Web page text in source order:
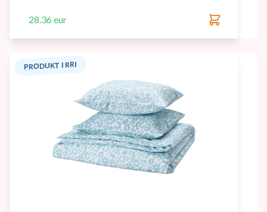
28.36 eur
PRODUKT I RRI